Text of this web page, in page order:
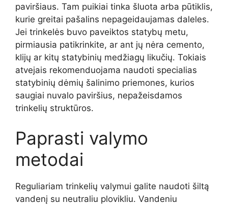
paviršiaus. Tam puikiai tinka šluota arba pūtiklis,
kurie greitai pašalins nepageidaujamas daleles.
Jei trinkelės buvo paveiktos statybų metu,
pirmiausia patikrinkite, ar ant jų nėra cemento,
klijų ar kitų statybinių medžiagų likučių. Tokiais
atvejais rekomenduojama naudoti specialias
statybinių dėmių šalinimo priemones, kurios
saugiai nuvalo paviršius, nepažeisdamos
trinkelių struktūros.
Paprasti valymo
metodai
Reguliariam trinkelių valymui galite naudoti šiltą
vandenį su neutraliu plovikliu. Vandeniu